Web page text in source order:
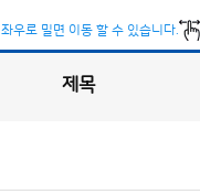
좌우로 밀면 이동 할 수 있습니다.
제목